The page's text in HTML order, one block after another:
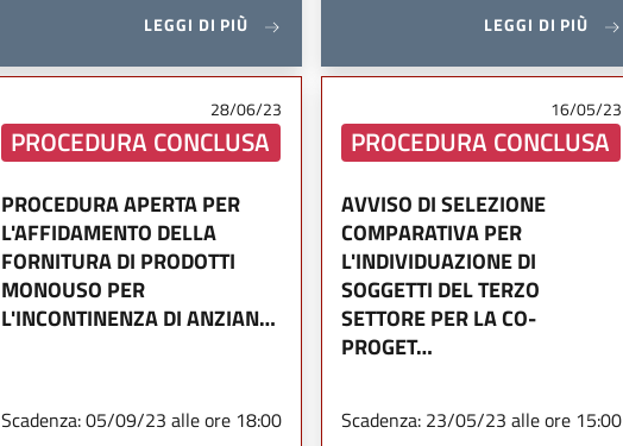
LEGGI DI PIÙ LEGGI DI PIÙ
28/06/23
PROCEDURA CONCLUSA
PROCEDURA APERTA PER
L'AFFIDAMENTO DELLA
FORNITURA DI PRODOTTI
MONOUSO PER
L'INCONTINENZA DI ANZIAN…
Scadenza: 05/09/23 alle ore 18:00
16/05/23
PROCEDURA CONCLUSA
AVVISO DI SELEZIONE
COMPARATIVA PER
L'INDIVIDUAZIONE DI
SOGGETTI DEL TERZO
SETTORE PER LA CO-
PROGET…
Scadenza: 23/05/23 alle ore 15:00